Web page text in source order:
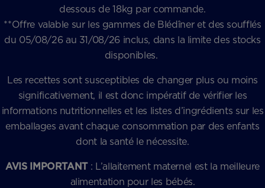
dessous de 18kg par commande.
**Offre valable sur les gammes de Blédîner et des soufflés
du 05/08/26 au 31/08/26 inclus, dans la limite des stocks
disponibles.
Les recettes sont susceptibles de changer plus ou moins
significativement, il est donc impératif de vérifier les
informations nutritionnelles et les listes d’ingrédients sur les
emballages avant chaque consommation par des enfants
dont la santé le nécessite.
AVIS IMPORTANT : L’allaitement maternel est la meilleure
alimentation pour les bébés.